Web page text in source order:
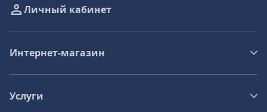
Личный кабинет
Интернет-магазин
Услуги